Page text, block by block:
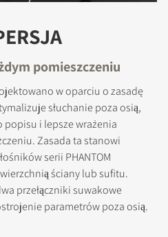
pomieszczeniu
w oparciu o zasadę
słuchanie poza osią,
popisu i lepsze wrażenia
Zasada ta stanowi
serii PHANTOM
ściany lub sufitu.
przełączniki suwakowe
parametrów poza osią.
SIĘ, ABY
do wszystkich
do pobrania w